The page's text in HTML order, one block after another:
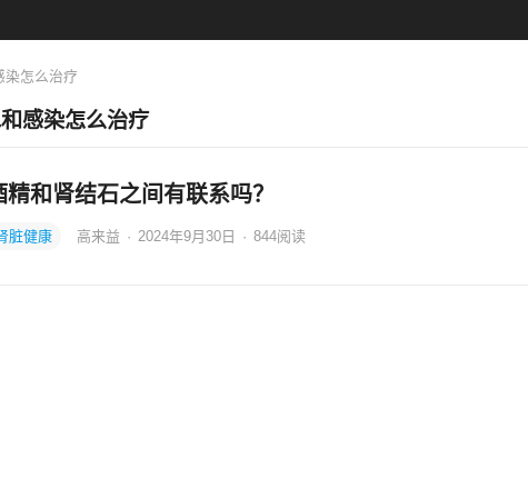
染怎么治疗
感染怎么治疗
精和肾结石之间有联系吗？
脏健康 高来益 · 2024年9月30日 · 844阅读